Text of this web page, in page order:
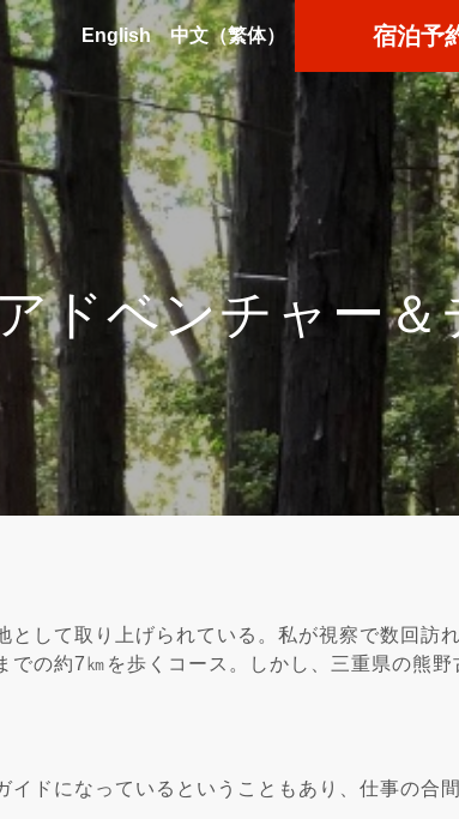
English 中文（繁体） 宿泊予
ドベンチャー＆
して取り上げられている。私が視察で数回訪
の約7㎞を歩くコース。しかし、三重県の熊野
ドになっているということもあり、仕事の合